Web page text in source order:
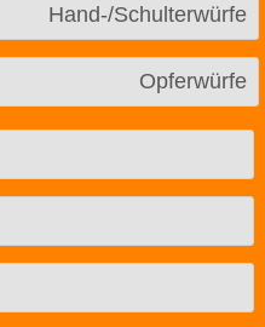
Hand-/Schulterwürfe
Opferwürfe